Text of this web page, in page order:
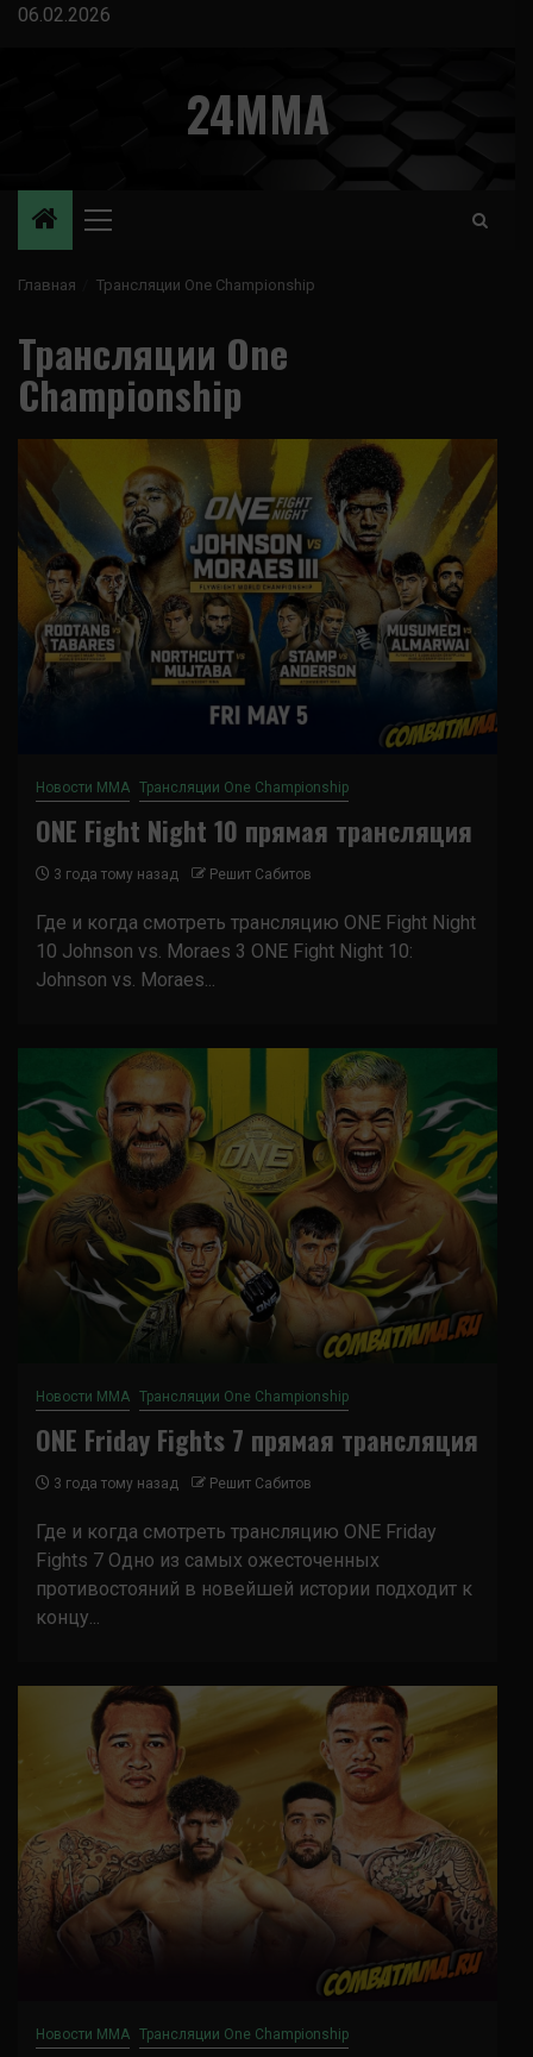
Перейти
06.02.2026
24MMA
Основное
Главная Трансляции One Championship
Трансляции One
Championship
Новости ММА Трансляции One Championship
ONE Fight Night 10 прямая трансляция
3 года тому назад Решит Сабитов
Где и когда смотреть трансляцию ONE Fight Night
10 Johnson vs. Moraes 3 ONE Fight Night 10:
Johnson vs. Moraes...
Новости ММА Трансляции One Championship
ONE Friday Fights 7 прямая трансляция
3 года тому назад Решит Сабитов
Где и когда смотреть трансляцию ONE Friday
Fights 7 Одно из самых ожесточенных
противостояний в новейшей истории подходит к
концу...
Новости ММА Трансляции One Championship